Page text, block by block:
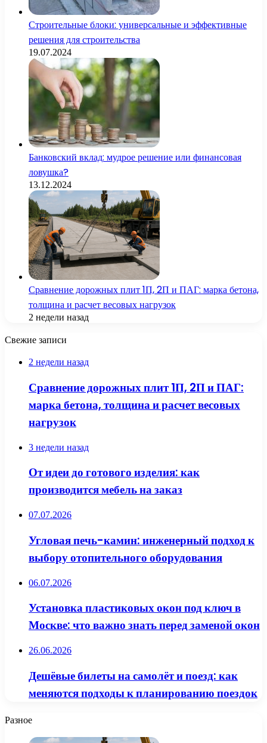
Строительные блоки: универсальные и эффективные
решения для строительства
19.07.2024
Банковский вклад: мудрое решение или финансовая
ловушка?
13.12.2024
Сравнение дорожных плит 1П, 2П и ПАГ: марка бетона,
толщина и расчет весовых нагрузок
2 недели назад
Свежие записи
2 недели назад
Сравнение дорожных плит 1П, 2П и ПАГ:
марка бетона, толщина и расчет весовых
нагрузок
3 недели назад
От идеи до готового изделия: как
производится мебель на заказ
07.07.2026
Угловая печь-камин: инженерный подход к
выбору отопительного оборудования
06.07.2026
Установка пластиковых окон под ключ в
Москве: что важно знать перед заменой окон
26.06.2026
Дешёвые билеты на самолёт и поезд: как
меняются подходы к планированию поездок
Разное